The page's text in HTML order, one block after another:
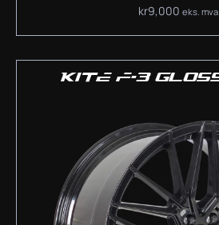
kr9,000 eks. mva.
KITE F-3